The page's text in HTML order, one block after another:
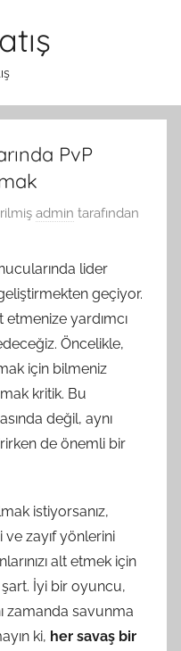
PvP
admin tarafından
lider
geçiyor.
yardımcı
Öncelikle,
için bilmeniz
kritik. Bu
değil, aynı
de önemli bir
istiyorsanız,
zayıf yönlerini
alt etmek için
İyi bir oyuncu,
zamanda savunma
ki, her savaş bir